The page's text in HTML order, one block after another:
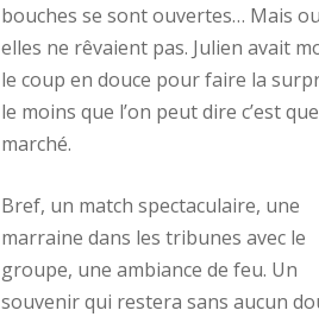
bouches se sont ouvertes… Mais
elles ne rêvaient pas. Julien avait
le coup en douce pour faire la
le moins que l’on peut dire c’est
marché.
Bref, un match spectaculaire, une
marraine dans les tribunes avec le
groupe, une ambiance de feu. Un
souvenir qui restera sans aucun